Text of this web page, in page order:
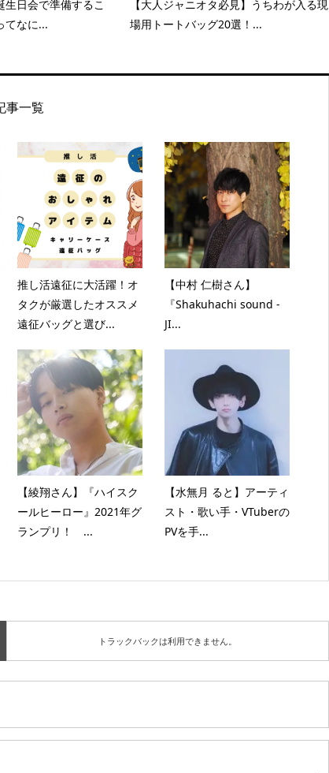
日会で準備するこ
てなに...
【大人ジャニオタ必見】うちわが入る現
場用トートバッグ20選！...
事一覧
推し活遠征に大活躍！オ
タクが厳選したオススメ
遠征バッグと選び...
【中村 仁樹さん】
『Shakuhachi sound -
JI...
【綾翔さん】『ハイスク
ールヒーロー』2021年グ
ランプリ！ ...
【水無月 ると】アーティ
スト・歌い手・VTuberの
PVを手...
トラックバックは利用できません。